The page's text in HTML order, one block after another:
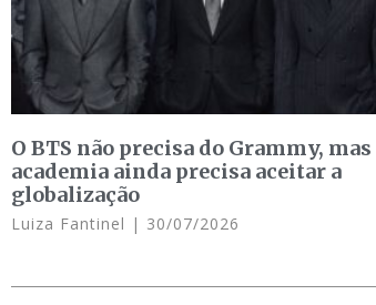
O BTS não precisa do Grammy, mas
academia ainda precisa aceitar a
globalização
Luiza Fantinel 30/07/2026